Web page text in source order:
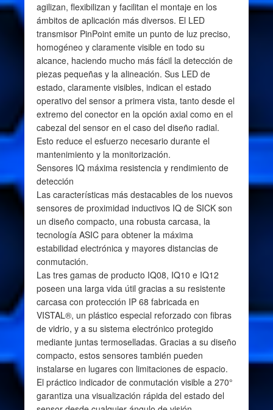
agilizan, flexibilizan y facilitan el montaje en los
ámbitos de aplicación más diversos. El LED
transmisor PinPoint emite un punto de luz preciso,
homogéneo y claramente visible en todo su
alcance, haciendo mucho más fácil la detección de
piezas pequeñas y la alineación. Sus LED de
estado, claramente visibles, indican el estado
operativo del sensor a primera vista, tanto desde el
extremo del conector en la opción axial como en el
cabezal del sensor en el caso del diseño radial.
Esto reduce el esfuerzo necesario durante el
mantenimiento y la monitorización.
Sensores IQ máxima resistencia y rendimiento de
detección
Las características más destacables de los nuevos
sensores de proximidad inductivos IQ de SICK son
un diseño compacto, una robusta carcasa, la
tecnología ASIC para obtener la máxima
estabilidad electrónica y mayores distancias de
conmutación.
Las tres gamas de producto IQ08, IQ10 e IQ12
poseen una larga vida útil gracias a su resistente
carcasa con protección IP 68 fabricada en
VISTAL®, un plástico especial reforzado con fibras
de vidrio, y a su sistema electrónico protegido
mediante juntas termoselladas. Gracias a su diseño
compacto, estos sensores también pueden
instalarse en lugares con limitaciones de espacio.
El práctico indicador de conmutación visible a 270°
garantiza una visualización rápida del estado del